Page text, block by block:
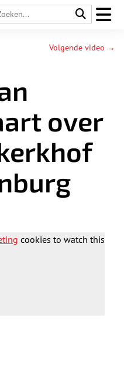
Volgende video →
over
cookies to watch this